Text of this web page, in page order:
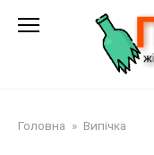
Головна » Випічка